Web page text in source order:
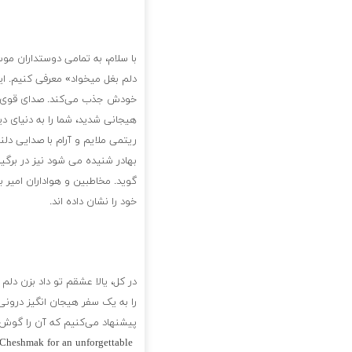
با سلام، به تمامی دوستداران
دلم بغل میخواد» معرفی کنیم.
خودش جذب می‌کند. صدای قوی و
هیجانی شدید، شما را به دنیای
ریتمی ملایم و آرام با صدایی
بهادر شنیده می شود نیز در
گوید. مخاطبین و هواداران امیر
خود را نشان داده اند.
در کل، یالا عشقم تو داد بزن
را به یک سفر هیجان انگیز
پیشنهاد می‌کنیم که آن را گوش
for an unforgettable